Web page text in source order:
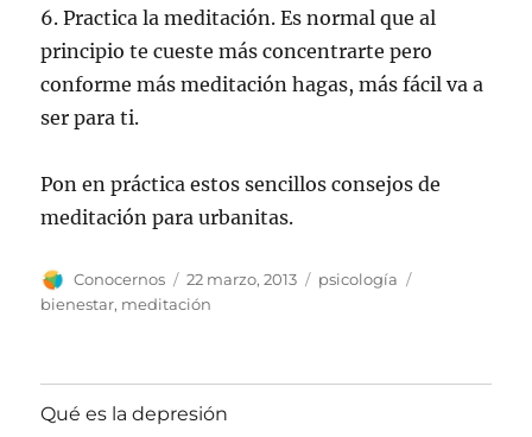
6. Practica la meditación. Es normal que al
principio te cueste más concentrarte pero
conforme más meditación hagas, más fácil va a
ser para ti.
Pon en práctica estos sencillos consejos de
meditación para urbanitas.
Autor
Conocernos
Publicado
el
22 marzo, 2013 Categorías
psicología
bienestar, meditación
Qué es la depresión